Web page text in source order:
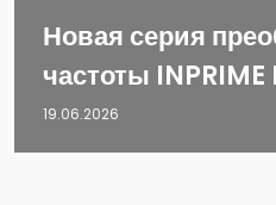
Новая серия
частоты INPRIME
19.06.2026